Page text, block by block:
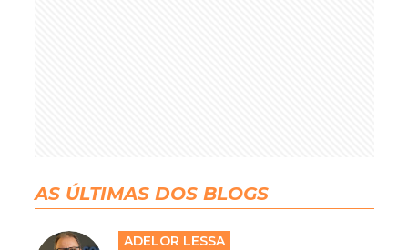
AS ÚLTIMAS DOS BLOGS
ADELOR LESSA